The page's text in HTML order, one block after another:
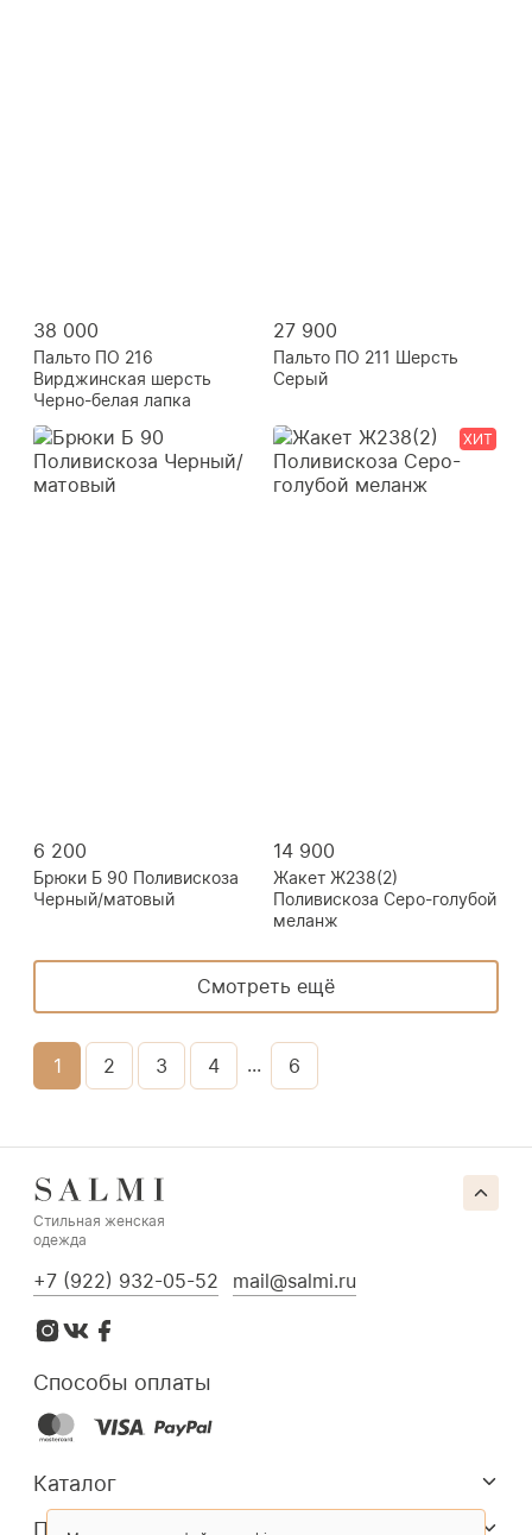
38 000
Пальто ПО 216
Вирджинская шерсть
Черно-белая лапка
27 900
Пальто ПО 211 Шерсть
Серый
6 200
Брюки Б 90 Поливискоза
Черный/матовый
14 900
Жакет Ж238(2)
Поливискоза Серо-голубой
меланж
ХИТ
Смотреть ещё
1 2 3 4 ... 6
Стильная женская
одежда
+7 (922) 932-05-52 mail@salmi.ru
Способы оплаты
Каталог
Покупателям